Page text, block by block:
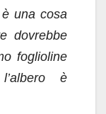
è una cosa
dovrebbe
foglioline
è